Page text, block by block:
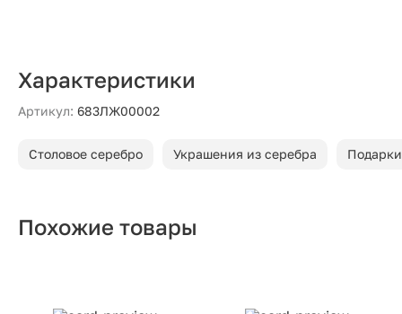
Характеристики
Артикул: 683ЛЖ00002
Столовое серебро Украшения из серебра
Похожие товары